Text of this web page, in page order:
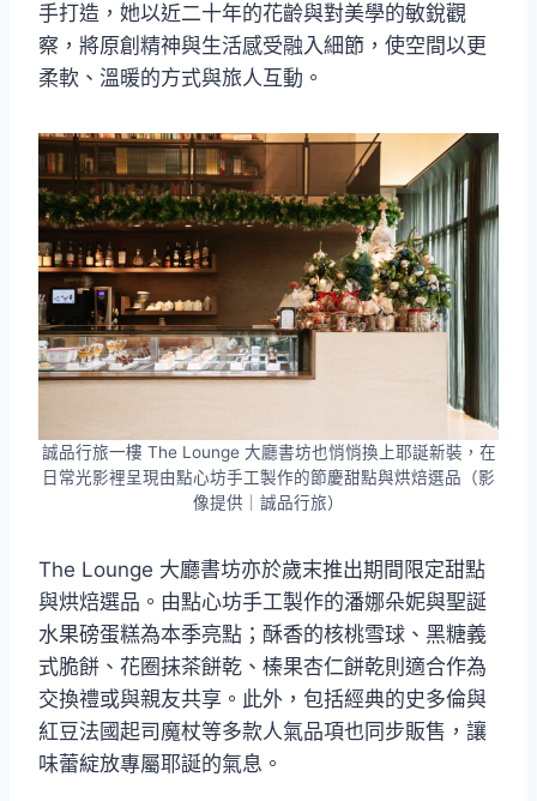
手打造，她以近二十年的花齡與對美學的敏銳觀
察，將原創精神與生活感受融入細節，使空間以更
柔軟、溫暖的方式與旅人互動。
誠品行旅一樓 The Lounge 大廳書坊也悄悄換上耶誕新裝，在
日常光影裡呈現由點心坊手工製作的節慶甜點與烘焙選品（影
像提供｜誠品行旅）
The Lounge 大廳書坊亦於歲末推出期間限定甜點
與烘焙選品。由點心坊手工製作的潘娜朵妮與聖誕
水果磅蛋糕為本季亮點；酥香的核桃雪球、黑糖義
式脆餅、花圈抹茶餅乾、榛果杏仁餅乾則適合作為
交換禮或與親友共享。此外，包括經典的史多倫與
紅豆法國起司魔杖等多款人氣品項也同步販售，讓
味蕾綻放專屬耶誕的氣息。